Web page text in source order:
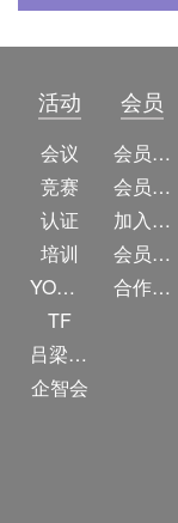
活动
会议
竞赛
认证
培训
YOCSEF
TF
吕梁振兴
企智会
会员
会员简介
会员权益
加入CCF
会员交费
合作伙伴